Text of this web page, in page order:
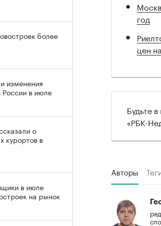
год
цен
Будьте
«РБК-
Авторы
более
изменения
России в июле
о
курортов в
в июле
на рынок